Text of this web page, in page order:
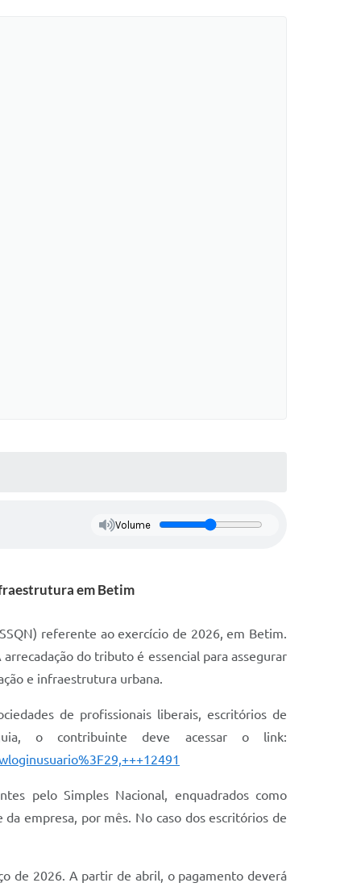
Volume
em Betim
referente ao exercício de 2026, em Betim.
do tributo é essencial para assegurar
e infraestrutura urbana.
de profissionais liberais, escritórios de
o contribuinte deve acessar o link:
pelo Simples Nacional, enquadrados como
empresa, por mês. No caso dos escritórios de
de 2026. A partir de abril, o pagamento deverá